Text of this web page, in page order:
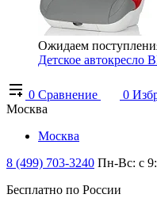
Ожидаем
Детское
0 Сравнение 0
Москва
Москва
8 (499) 703-3240 Пн-Вс: с
Бесплатно по России